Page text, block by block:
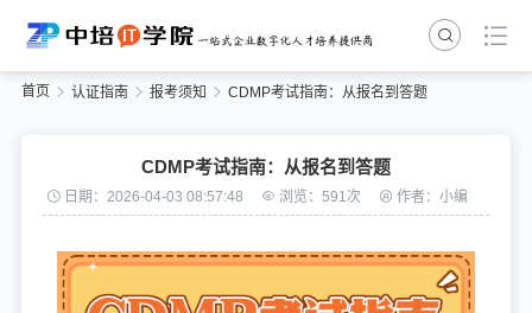
首页 认证指南 报考须知 CDMP考试指南：从报名到答题
CDMP考试指南：从报名到答题
日期：2026-04-03 08:57:48 浏览：591次 作者：小编